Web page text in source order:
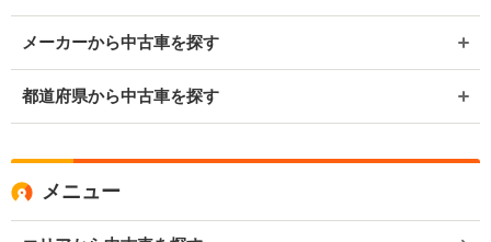
メーカーから中古車を探す
都道府県から中古車を探す
メニュー